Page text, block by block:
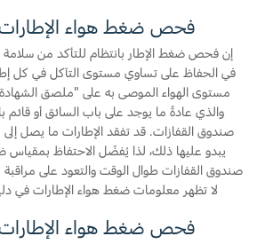
اتصل بنا
اتصل بنا
البحث عن الوكيل
الأسئلة الشائعة
فحص ضغط هواء
إن فحص ضغط الإطار بانتظام للتأكد من
في الحفاظ على تساوي مستوى التآكل في كل
مستوى الهواء الموصى به على "ملصق
والذي عادةً ما يوجد على باب السائق أو قائم
صندوق القفازات. قد تفقد الإطارات ما يصل
يبدو عليها ذلك، لذا يُفضّل الاحتفاظ
صندوق القفازات طوال الوقت والتعود على
لا تظهر معلومات ضغط هواء الإطارات في
فحص ضغط هواء